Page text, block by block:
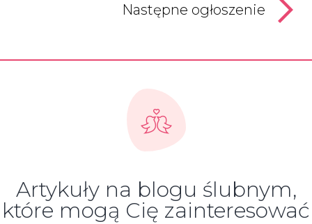
Następne ogłoszenie
Artykuły na blogu ślubnym,
które mogą Cię zainteresować